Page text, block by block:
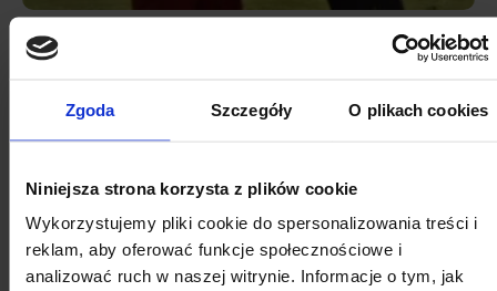
Zgoda Szczegóły O plikach cookies
Niniejsza strona korzysta z plików cookie
Wykorzystujemy pliki cookie do spersonalizowania treści i
reklam, aby oferować funkcje społecznościowe i
analizować ruch w naszej witrynie. Informacje o tym, jak